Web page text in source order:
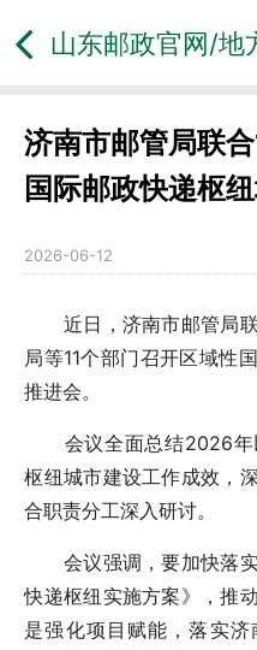
山东邮政官网/地
济南市邮管局联
国际邮政快递枢
2026-06-12
近日，济南市邮管局联
局等11个部门召开区域性
推进会。
会议全面总结2026年
枢纽城市建设工作成效，
合职责分工深入研讨。
会议强调，要加快落实
快递枢纽实施方案》，推
是强化项目赋能，落实济